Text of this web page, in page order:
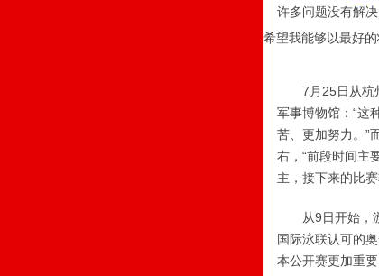
许多问题没有解决
希望我能够以最好
7月25日从杭州
军事博物馆：“这
苦、更加努力。”
右，“前段时间主
主，接下来的比
从9日开始，游
国际泳联认可的
本公开赛更加重